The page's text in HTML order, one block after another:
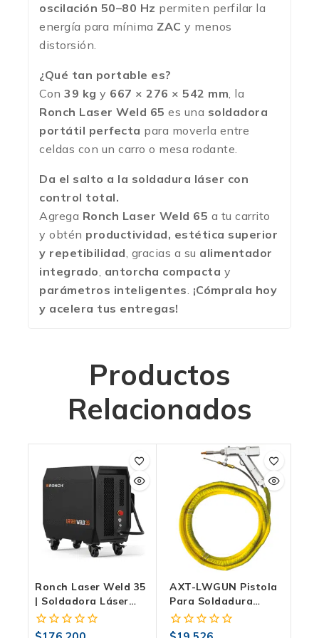
oscilación 50–80 Hz permiten perfilar la
energía para mínima ZAC y menos
distorsión.
¿Qué tan portable es?
Con 39 kg y 667 × 276 × 542 mm, la
Ronch Laser Weld 65 es una soldadora
portátil perfecta para moverla entre
celdas con un carro o mesa rodante.
Da el salto a la soldadura láser con
control total.
Agrega Ronch Laser Weld 65 a tu carrito
y obtén productividad, estética superior
y repetibilidad, gracias a su alimentador
integrado, antorcha compacta y
parámetros inteligentes. ¡Cómprala hoy
y acelera tus entregas!
Productos
Relacionados
Ronch Laser Weld 35
| Soldadora Láser
Portátil Con
Alimentador
AXT-LWGUN Pistola
Para Soldadura
Láser De Fibra 5 M |
Para AXT-LASER2000